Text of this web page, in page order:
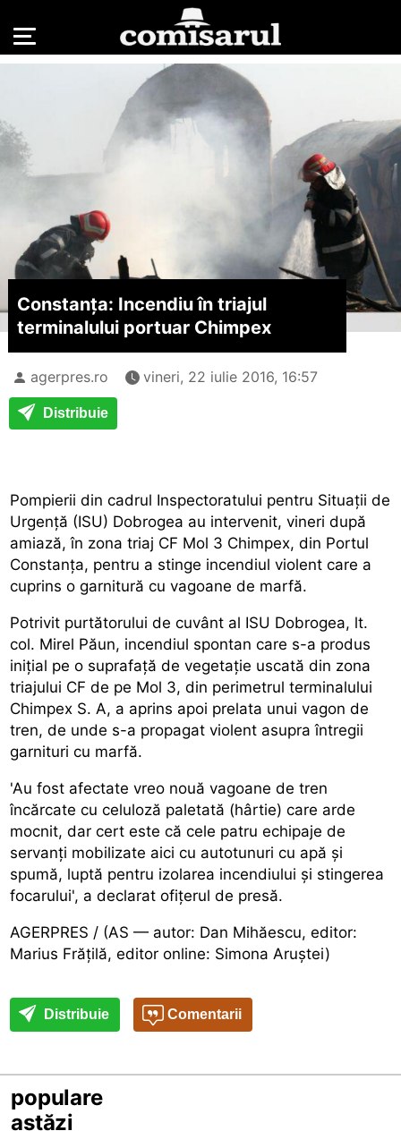
Constanța: Incendiu în triajul
terminalului portuar Chimpex
agerpres.ro vineri, 22 iulie 2016, 16:57
Distribuie
Pompierii din cadrul Inspectoratului pentru Situații de
Urgență (ISU) Dobrogea au intervenit, vineri după
amiază, în zona triaj CF Mol 3 Chimpex, din Portul
Constanța, pentru a stinge incendiul violent care a
cuprins o garnitură cu vagoane de marfă.
Potrivit purtătorului de cuvânt al ISU Dobrogea, lt.
col. Mirel Păun, incendiul spontan care s-a produs
inițial pe o suprafață de vegetație uscată din zona
triajului CF de pe Mol 3, din perimetrul terminalului
Chimpex S. A, a aprins apoi prelata unui vagon de
tren, de unde s-a propagat violent asupra întregii
garnituri cu marfă.
'Au fost afectate vreo nouă vagoane de tren
încărcate cu celuloză paletată (hârtie) care arde
mocnit, dar cert este că cele patru echipaje de
servanți mobilizate aici cu autotunuri cu apă și
spumă, luptă pentru izolarea incendiului și stingerea
focarului', a declarat ofițerul de presă.
AGERPRES / (AS — autor: Dan Mihăescu, editor:
Marius Frățilă, editor online: Simona Aruștei)
Distribuie Comentarii
populare
astăzi